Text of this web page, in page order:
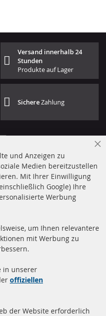
Versand innerhalb 24
Stunden
Produkte auf Lager
SichereZahlung
Kundenservice
Über uns
Versandkosten
und Anzeigen zu
Medien bereitzustellen
Mit Ihrer Einwilligung
Google) Ihre
Werbung
um Ihnen relevantere
mit Werbung zu
in unserer
offiziellen
der Website erforderlich